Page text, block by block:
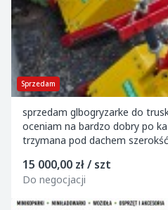
Sprzedam
sprzedam glbogryzarke do
oceniam na bardzo dobry po
trzymana pod dachem
15 000,00 zł / szt
Do negocjacji